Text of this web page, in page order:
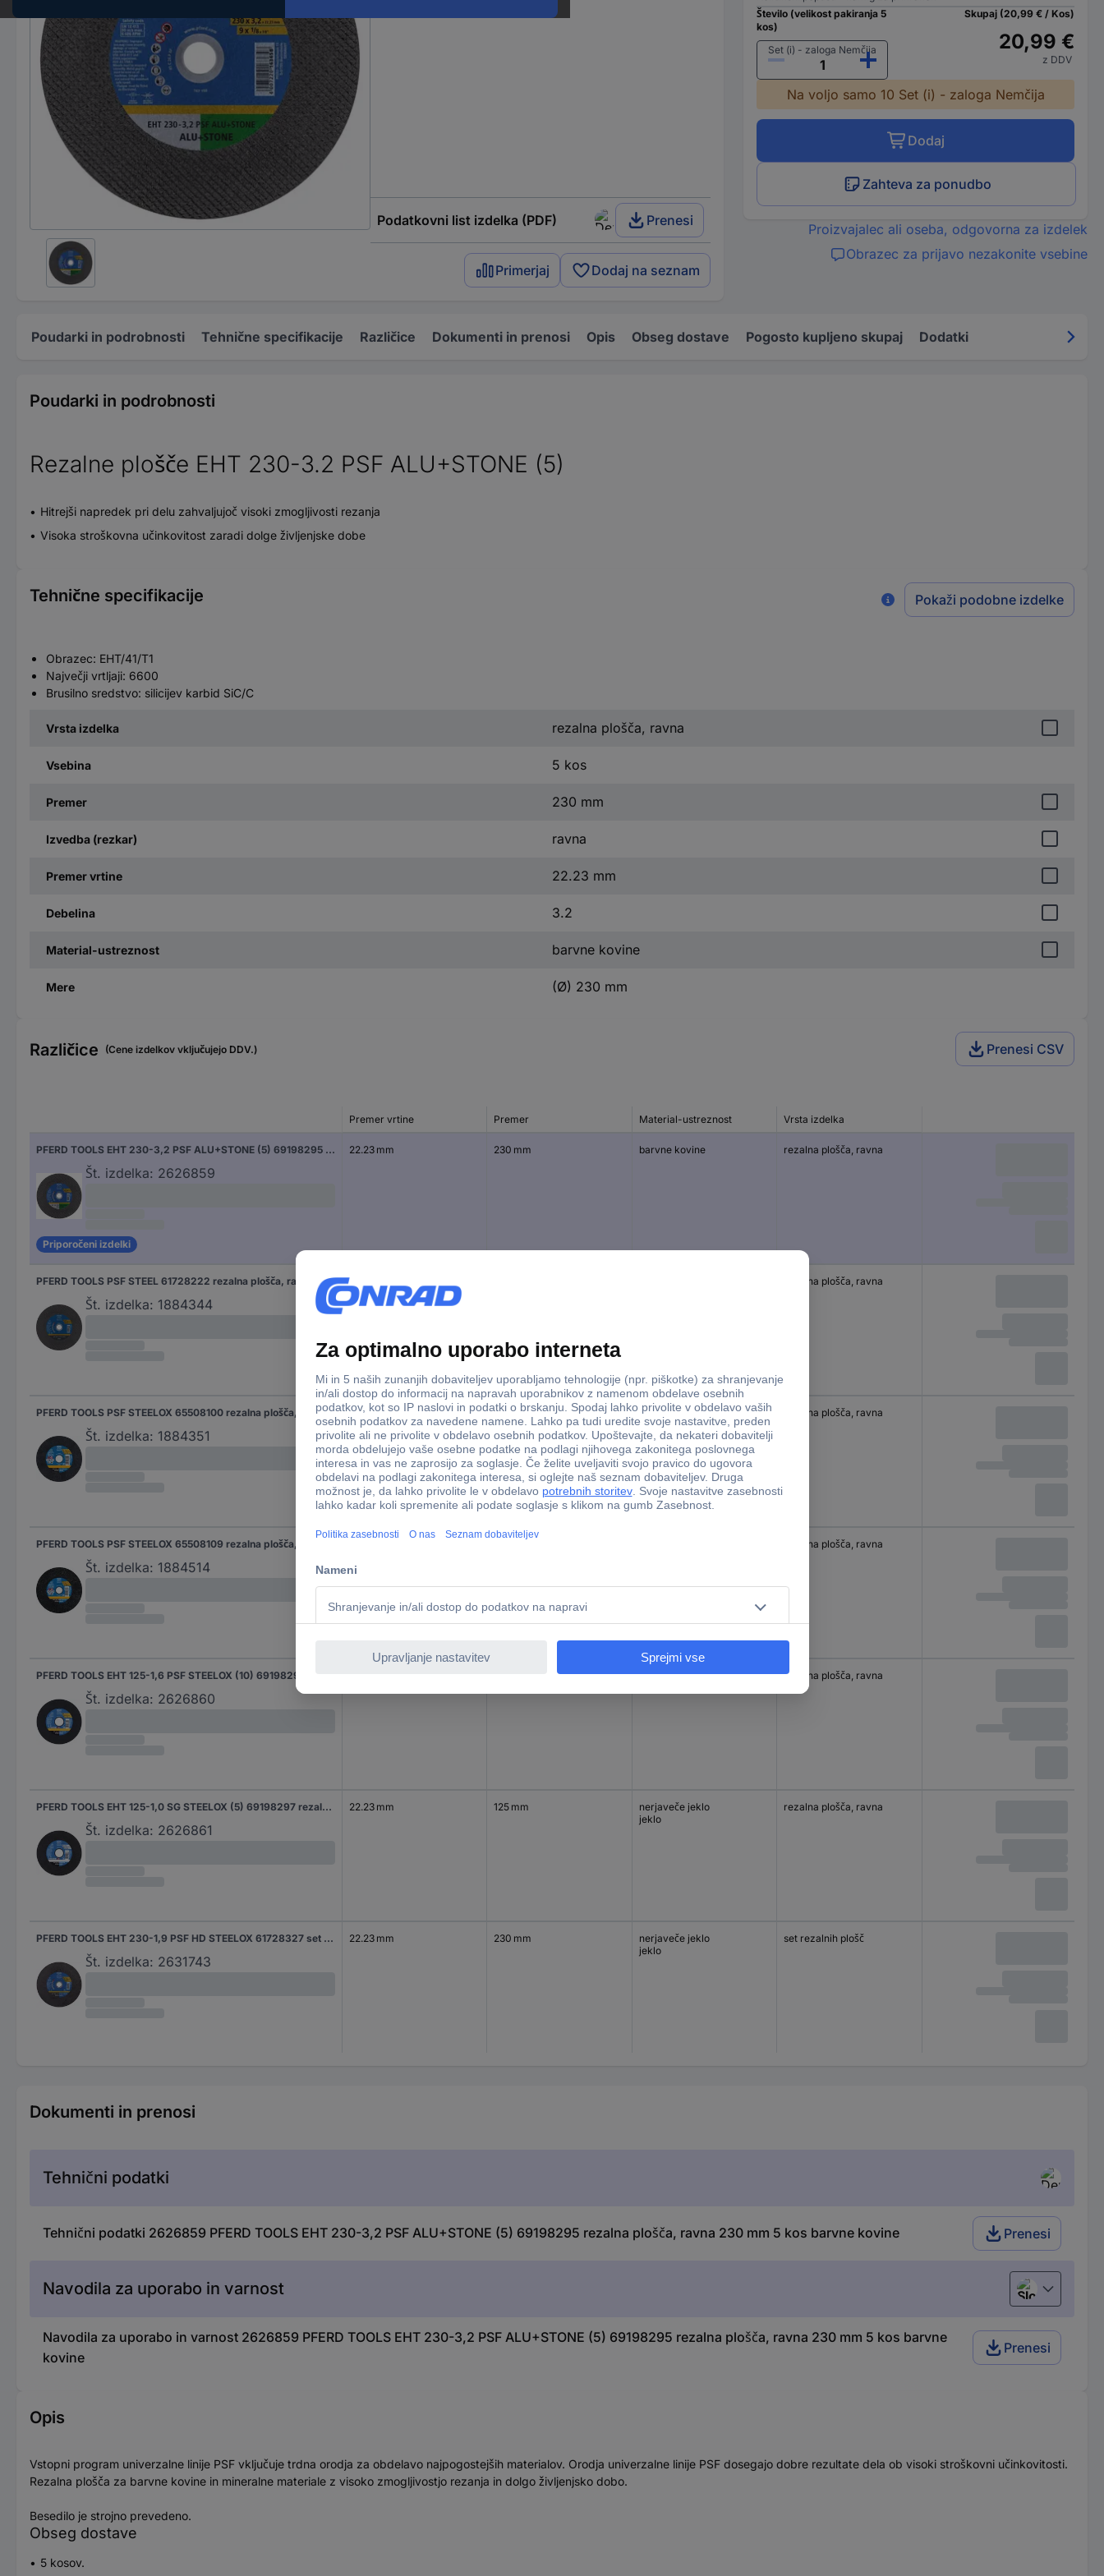
Podatkovni list izdelka (PDF) Prenesi
Primerjaj Dodaj na seznam
Število (velikost pakiranja 5
kos)
Set (i) - zaloga Nemčija
Skupaj (20,99 € / Kos)
20,99 €
z DDV
Na voljo samo 10 Set (i) - zaloga Nemčija
Dodaj
Zahteva za ponudbo
Proizvajalec ali oseba, odgovorna za izdelek
Obrazec za prijavo nezakonite vsebine
Poudarki in podrobnosti Tehnične specifikacije Različice Dokumenti in prenosi Opis Obseg dostave Pogosto kupljeno skupaj Dodatki
Poudarki in podrobnosti
Rezalne plošče EHT 230-3.2 PSF ALU+STONE (5)
Hitrejši napredek pri delu zahvaljujoč visoki zmogljivosti rezanja
Visoka stroškovna učinkovitost zaradi dolge življenjske dobe
Tehnične specifikacije Pokaži podobne izdelke
Obrazec: EHT/41/T1
Največji vrtljaji: 6600
Brusilno sredstvo: silicijev karbid SiC/C
Vrsta izdelka rezalna plošča, ravna
Vsebina 5 kos
Premer 230 mm
Izvedba (rezkar) ravna
Premer vrtine 22.23 mm
Debelina 3.2
Material-ustreznost barvne kovine
Mere (Ø) 230 mm
Različice (Cene izdelkov vključujejo DDV.) Prenesi CSV
Premer vrtine Premer Material-ustreznost Vrsta izdelka
PFERD TOOLS EHT 230-3,2 PSF ALU+STONE (5) 69198295 rezalna plošča, ravna 230 mm 5 kos barvne kovine
Št. izdelka: 2626859
Priporočeni izdelki
22.23 mm 230 mm barvne kovine rezalna plošča, ravna
PFERD TOOLS PSF STEEL 61728222 rezalna plošča, ravna 230 mm 25 kos pločevina, profili
Št. izdelka: 1884344
22.23 mm rezalna plošča, ravna
PFERD TOOLS PSF STEELOX 65508100 rezalna plošča, ravna 76 mm 25 kos nerjaveče jeklo, jeklo
Št. izdelka: 1884351
10 mm 76 mm
nerjaveče jeklo
jeklo
rezalna plošča, ravna
Št. izdelka: 1884514
76 mm rezalna plošča, ravna
Št. izdelka: 2626860
nerjaveče jeklo
rezalna plošča, ravna
PFERD TOOLS EHT 125-1,0 SG STEELOX (5) 69198297 rezalna plošča, ravna 125 mm 5 kos nerjaveče jeklo, jeklo
Št. izdelka: 2626861
22.23 mm 125 mm
nerjaveče jeklo
jeklo
rezalna plošča, ravna
PFERD TOOLS EHT 230-1,9 PSF HD STEELOX 61728327 set rezalnih plošč 230 mm 25 kos nerjaveče jeklo, jeklo
Št. izdelka: 2631743
22.23 mm 230 mm
nerjaveče jeklo
jeklo
set rezalnih plošč
Dokumenti in prenosi
Tehnični podatki
Tehnični podatki 2626859 PFERD TOOLS EHT 230-3,2 PSF ALU+STONE (5) 69198295 rezalna plošča, ravna 230 mm 5 kos barvne kovine Prenesi
Navodila za uporabo in varnost Slovenščina
Navodila za uporabo in varnost 2626859 PFERD TOOLS EHT 230-3,2 PSF ALU+STONE (5) 69198295 rezalna plošča, ravna 230 mm 5 kos barvne
kovine
Prenesi
Opis
Vstopni program univerzalne linije PSF vključuje trdna orodja za obdelavo najpogostejših materialov. Orodja univerzalne linije PSF dosegajo dobre rezultate dela ob visoki stroškovni učinkovitosti.
Rezalna plošča za barvne kovine in mineralne materiale z visoko zmogljivostjo rezanja in dolgo življenjsko dobo.
Besedilo je strojno prevedeno.
Obseg dostave
5 kosov.